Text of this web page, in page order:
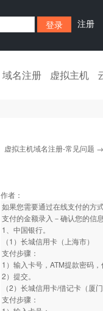
注册
域名注册 虚拟主机
虚拟主机域名注册-常见问题
作者：
如果您需要通过在线支付的方
支付的金额录入－确认您的信
1、中国银行。
（1）长城信用卡（上海市）
支付步骤：
1）输入卡号，ATM提款密码
2）提交。
（2）长城信用卡/借记卡（厦
支付步骤：